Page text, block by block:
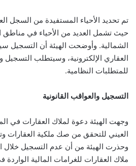
تم تحديد الأحياء المستفيدة من السجل
حيث تشمل العديد من الأحياء في مناطق
الشمالية. وأوضحت الهيئة أن التسجيل
العقاري الإلكترونية، وسيتطلب
للمتطلبات النظامية.
التسجيل والعواقب القانونية
وجهت الهيئة دعوة لملاك العقارات في
العيني للتحقق من صك ملكية العقارات
وحذرت الهيئة من أن عدم التسجيل
ملاك العقارات للغرامات المالية